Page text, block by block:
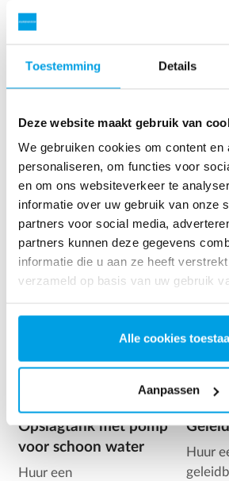
Toestemming Details
Deze website maakt gebruik van
We gebruiken cookies om content en
personaliseren, om functies voor
en om ons websiteverkeer te
informatie over uw gebruik van onze
partners voor social media,
partners kunnen deze gegevens
informatie die u aan ze heeft
verzameld op basis van uw gebruik
Alle cookies
Aanpassen
gebouwd op dezelfde sterke
als manometers werken vanaf de
Huurmogelijkheden voor
Opslagtank met pomp
voor schoon water
Huur een
Huur